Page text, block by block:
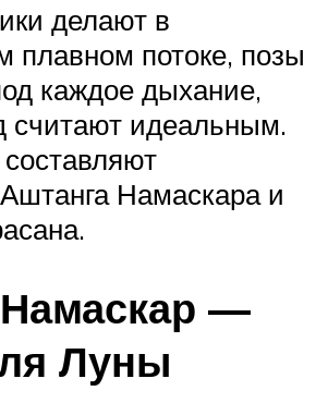
делают в
плавном потоке, позы
каждое дыхание,
считают идеальным.
Намаскара и
—
Луны